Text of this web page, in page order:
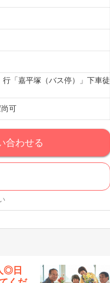
「嘉平塚（バス停）」下車徒
可
合わせる
◎日